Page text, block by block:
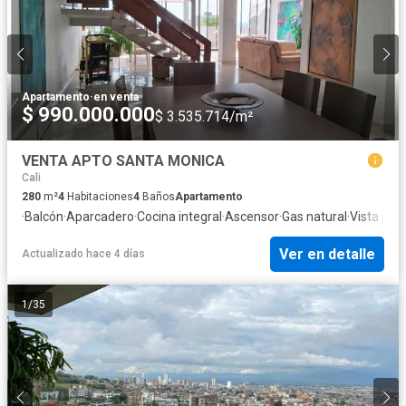
Apartamento·en venta
$ 990.000.000$ 3.535.714/m²
VENTA APTO SANTA MONICA
Cali
280 m²4 Habitaciones4 BañosApartamento
·Balcón·Aparcadero·Cocina integral ·Ascensor·Gas natural ·Vista
Actualizado hace 4 días Ver en detalle
1/35